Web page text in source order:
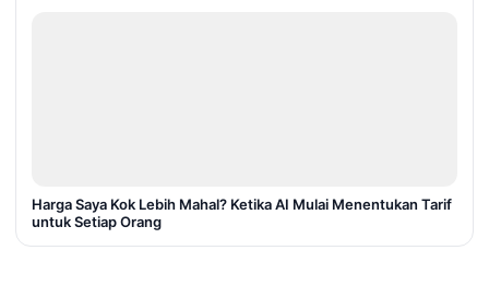
Harga Saya Kok Lebih Mahal? Ketika AI Mulai Menentukan Tarif
untuk Setiap Orang